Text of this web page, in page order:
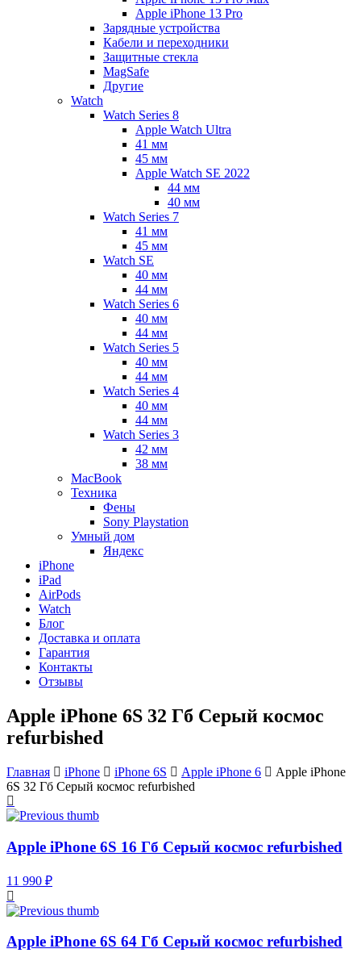
Apple iPhone 13 Pro
Зарядные устройства
Кабели и переходники
Защитные стекла
MagSafe
Другие
Watch
Watch Series 8
Apple Watch Ultra
41 мм
45 мм
Apple Watch SE 2022
44 мм
40 мм
Watch Series 7
41 мм
45 мм
Watch SE
40 мм
44 мм
Watch Series 6
40 мм
44 мм
Watch Series 5
40 мм
44 мм
Watch Series 4
40 мм
44 мм
Watch Series 3
42 мм
38 мм
MacBook
Техника
Фены
Sony Playstation
Умный дом
Яндекс
iPhone
iPad
AirPods
Watch
Блог
Доставка и оплата
Гарантия
Контакты
Отзывы
Apple iPhone 6S 32 Гб Серый космос
refurbished
Главная iPhone iPhone 6S Apple iPhone 6
Apple iPhone
6S 32 Гб Серый космос refurbished
Apple iPhone 6S 16 Гб Серый космос refurbished
11 990 ₽
Apple iPhone 6S 64 Гб Серый космос refurbished